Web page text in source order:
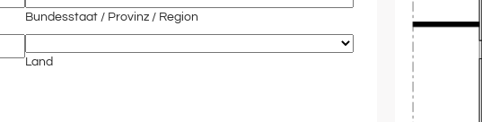
Bundesstaat / Provinz / Region
Land